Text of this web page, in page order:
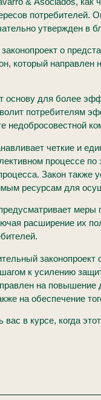
потребителей.
утвержден в
о
который
основу для более
потребителям
недобросовестной
четкие и
процессе
Закон также
ресурсам для
расширение их
законопроект
к усилению
на повышение
на обеспечение
в курсе, когда